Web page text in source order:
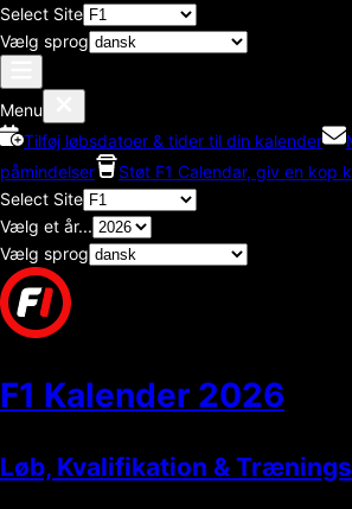
Select Site
Vælg sprog
Menu
Tilføj løbsdatoer & tider til din kalender
påmindelser
Støt F1 Calendar, giv en kop
Select Site
Vælg et år...
Vælg sprog
F1 Kalender 2026
Løb, Kvalifikation &